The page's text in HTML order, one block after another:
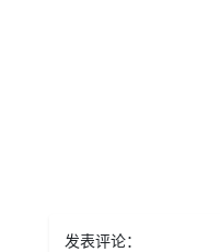
发表评论：